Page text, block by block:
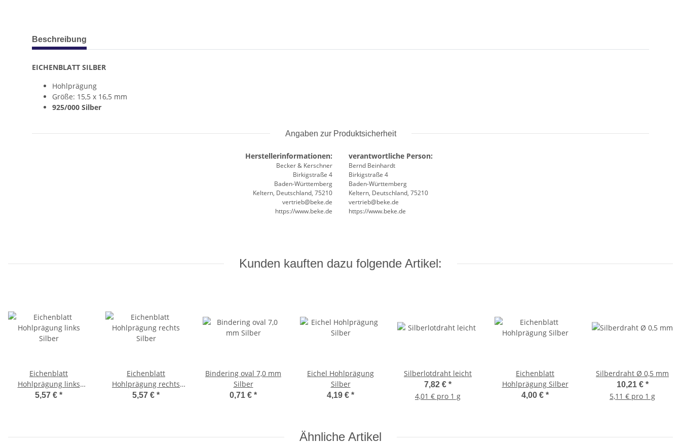
weitere Registerkarten anzeigen
Beschreibung
EICHENBLATT SILBER
Hohlprägung
Größe: 15,5 x 16,5 mm
925/000 Silber
Angaben zur Produktsicherheit
Herstellerinformationen:
Becker & Kerschner
Birkigstraße 4
Baden-Württemberg
Keltern, Deutschland, 75210
vertrieb@beke.de
https://www.beke.de
verantwortliche Person:
Bernd Beinhardt
Birkigstraße 4
Baden-Württemberg
Keltern, Deutschland, 75210
vertrieb@beke.de
https://www.beke.de
Kunden kauften dazu folgende Artikel:
Eichenblatt
Hohlprägung links
Silber
5,57 € *
Eichenblatt
Hohlprägung rechts
Silber
5,57 € *
Bindering oval 7,0 mm
Silber
0,71 € *
Eichel Hohlprägung
Silber
4,19 € *
Silberlotdraht leicht
7,82 € *
4,01 € pro 1 g
Eichenblatt
Hohlprägung Silber
4,00 € *
Silberdraht Ø 0,5 mm
10,21 € *
5,11 € pro 1 g
Ähnliche Artikel